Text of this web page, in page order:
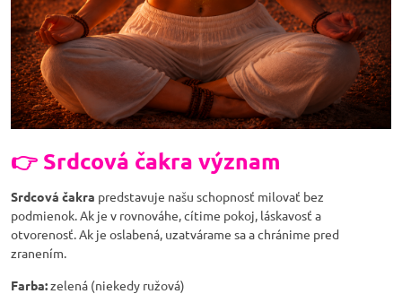
👉 Srdcová čakra význam
Srdcová čakra predstavuje našu schopnosť milovať bez
podmienok. Ak je v rovnováhe, cítime pokoj, láskavosť a
otvorenosť. Ak je oslabená, uzatvárame sa a chránime pred
zranením.
Farba:zelená (niekedy ružová)